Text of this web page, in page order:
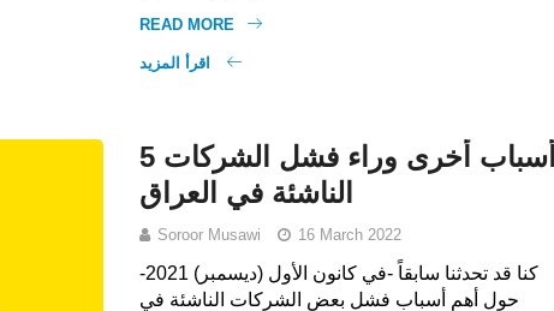
READ MORE
5 أسباب أخرى وراء فشل الشركات
الناشئة في العراق
Soroor Musawi 16 March 2022
كنا قد تحدثنا سابقاً -في كانون الأول (ديسمبر) 2021-
حول أهم أسباب فشل بعض الشركات الناشئة في